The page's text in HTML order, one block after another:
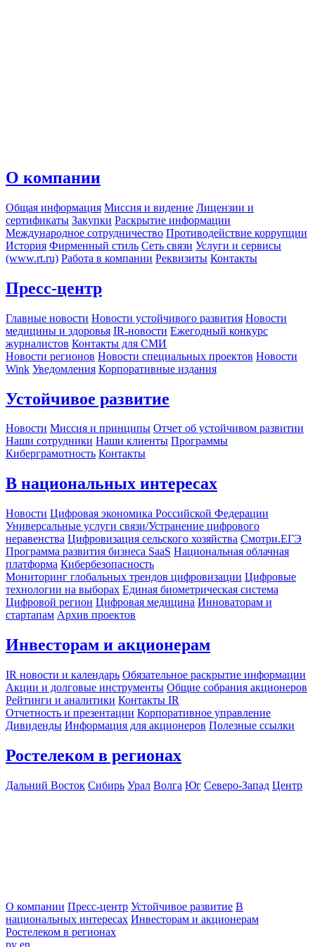
О компании
Общая информация Миссия и видение Лицензии и
сертификаты Закупки Раскрытие информации
Международное сотрудничество Противодействие коррупции
История Фирменный стиль Сеть связи Услуги и сервисы
(www.rt.ru) Работа в компании Реквизиты Контакты
Пресс-центр
Главные новости Новости устойчивого развития Новости
медицины и здоровья IR-новости Ежегодный конкурс
журналистов Контакты для СМИ
Новости регионов Новости специальных проектов Новости
Wink Уведомления Корпоративные издания
Устойчивое развитие
Новости Миссия и принципы Отчет об устойчивом развитии
Наши сотрудники Наши клиенты Программы
Киберграмотность Контакты
В национальных интересах
Новости Цифровая экономика Российской Федерации
Универсальные услуги связи/Устранение цифрового
неравенства Цифровизация сельского хозяйства Смотри.ЕГЭ
Программа развития бизнеса SaaS Национальная облачная
платформа Кибербезопасность
Мониторинг глобальных трендов цифровизации Цифровые
технологии на выборах Единая биометрическая система
Цифровой регион Цифровая медицина Инноваторам и
стартапам Архив проектов
Инвесторам и акционерам
IR новости и календарь Обязательное раскрытие информации
Акции и долговые инструменты Общие собрания акционеров
Рейтинги и аналитики Контакты IR
Отчетность и презентации Корпоративное управление
Дивиденды Информация для акционеров Полезные ссылки
Ростелеком в регионах
Дальний Восток Сибирь Урал Волга Юг Северо-Запад Центр
О компании Пресс-центр Устойчивое развитие В
национальных интересах Инвесторам и акционерам
Ростелеком в регионах
ру en